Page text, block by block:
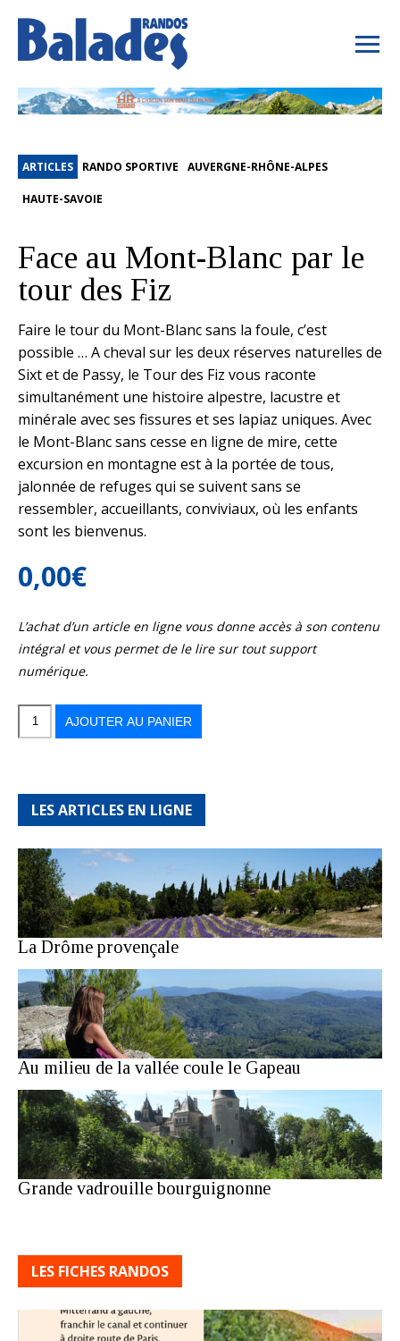
ARTICLES RANDO SPORTIVE AUVERGNE-RHÔNE-ALPES
HAUTE-SAVOIE
Face au Mont-Blanc par le
tour des Fiz
Faire le tour du Mont-Blanc sans la foule, c’est
possible … A cheval sur les deux réserves naturelles de
Sixt et de Passy, le Tour des Fiz vous raconte
simultanément une histoire alpestre, lacustre et
minérale avec ses fissures et ses lapiaz uniques. Avec
le Mont-Blanc sans cesse en ligne de mire, cette
excursion en montagne est à la portée de tous,
jalonnée de refuges qui se suivent sans se
ressembler, accueillants, conviviaux, où les enfants
sont les bienvenus.
0,00€
L’achat d’un article en ligne vous donne accès à son contenu
intégral et vous permet de le lire sur tout support
numérique.
quantité
par
AJOUTER AU PANIER
LES ARTICLES EN LIGNE
La Drôme provençale
Au milieu de la vallée coule le Gapeau
Grande vadrouille bourguignonne
LES FICHES RANDOS